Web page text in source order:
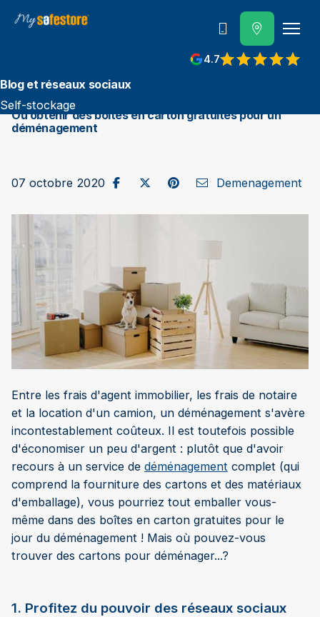
4.7
Contactez-nous
Blog et réseaux sociaux
Self-stockage
Où obtenir des boîtes en carton gratuites pour un
déménagement
07 octobre 2020Partager sur Facebook
Publier sur X / Twitter
Partager sur Pinterest
Envoyer par e-mail
Demenagement
Entre les frais d'agent immobilier, les frais de notaire
et la location d'un camion, un déménagement s'avère
incontestablement coûteux. Il est toutefois possible
d'économiser un peu d'argent : plutôt que d'avoir
recours à un service de déménagement complet (qui
comprend la fourniture des cartons et des matériaux
d'emballage), vous pourriez tout emballer vous-
même dans des boîtes en carton gratuites pour le
jour du déménagement ! Mais où pouvez-vous
trouver des cartons pour déménager...?
1. Profitez du pouvoir des réseaux sociaux